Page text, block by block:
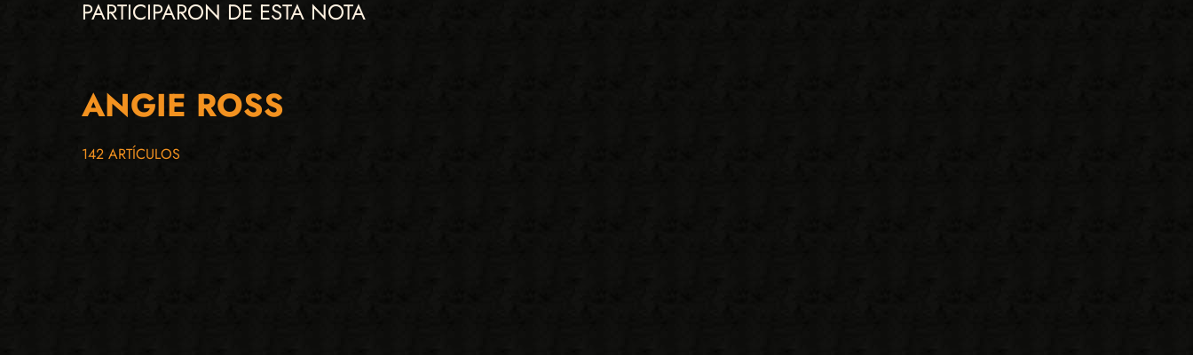
PARTICIPARON DE ESTA NOTA
ANGIE ROSS
142 ARTÍCULOS